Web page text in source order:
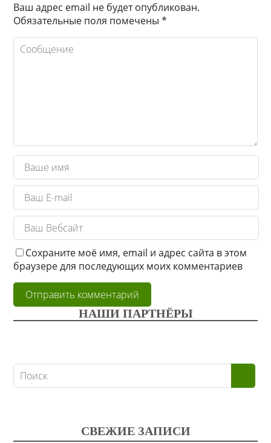
Ваш адрес email не будет опубликован.
Обязательные поля помечены*
Сохраните моё имя, email и адрес сайта в этом
браузере для последующих моих комментариев
НАШИ ПАРТНЁРЫ
СВЕЖИЕ ЗАПИСИ